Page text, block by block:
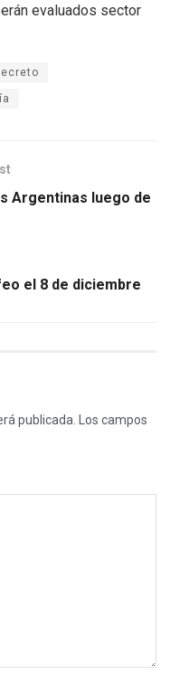
evaluados sector
Argentinas luego de
el 8 de diciembre
publicada.
Los campos